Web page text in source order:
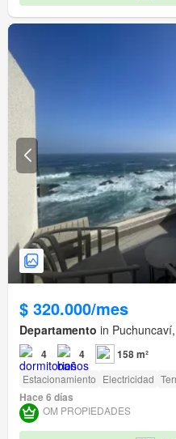
$ 320.000/mes
Departamento in
4 4 158 m²
Estacionamiento Electricidad
Hace 6 días
OM PROPIEDADES